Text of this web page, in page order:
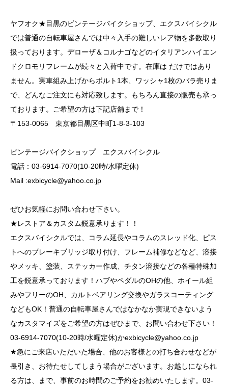
ヤフオク★目黒のビンテージバイクショップ、エクスバイシクル
では普通の自転車屋さんでは中々入手の難しいレア物を多数取り
扱っております。デローザ＆コルナゴなどのイタリアンハイエン
ドクロモリフレームが続々と入荷中です。在庫は だけではあり
ません。実車組み上げからボルト1本、ワッシャ1枚のバラ売りま
で、どんなご注文にも対応致します。もちろん直接の販売も承っ
ております。ご希望の方は下記店舗まで！
〒153-0065 東京都目黒区中町1-8-3-103
ビンテージバイクショップ エクスバイシクル
電話：03-6914-7070(10-20時/水曜定休)
Mail :exbicycle@yahoo.co.jp
ぜひお気軽にお問い合わせ下さい。
★レストア＆カスタム鋭意承ります！！
エクスバイシクルでは、コラム延長やコラムのスレッド化、ピス
トへのブレーキブリッジ取り付け、フレーム補修などなど、溶接
やメッキ、塗装、ステッカー作成、チタン溶接などの各種特殊加
工を鋭意承っております！ハブやペダルのOHの他、ホイール組
みやフリーのOH、カルトベアリング交換やガラスコーティング
などもOK！普通の自転車屋さんではなかなか実現できないよう
なカスタマイズをご希望の方はぜひまで、お問い合わせ下さい！
03-6914-7070(10-20時/水曜定休)かexbicycle@yahoo.co.jp
★急にご来店いただいた場合、他のお客様との打ち合わせなどが
長引き、お待たせしてしまう場合がございます。お越しになられ
る方は、まで、事前のお時間のご予約をお勧めいたします。03-